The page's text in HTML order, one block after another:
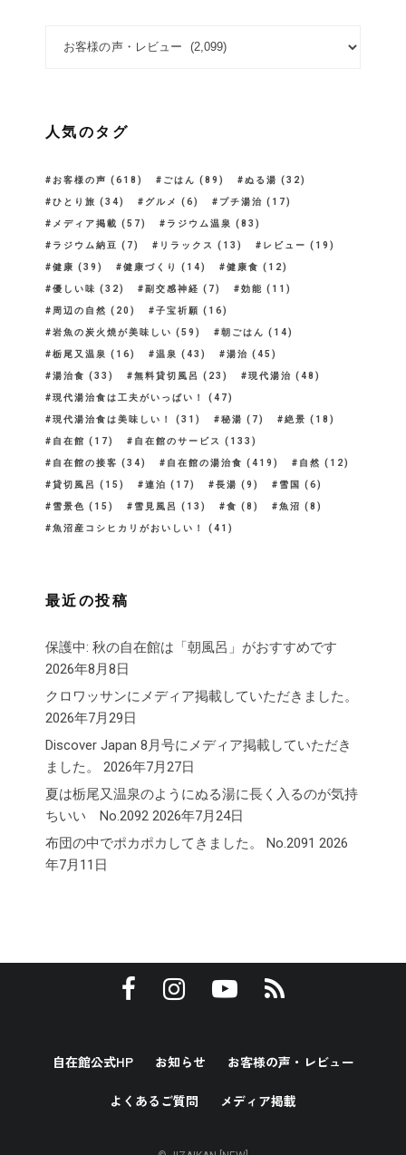
人気のタグ
お客様の声 (618) ごはん (89) ぬる湯 (32)
ひとり旅 (34) グルメ (6) プチ湯治 (17)
メディア掲載 (57) ラジウム温泉 (83)
ラジウム納豆 (7) リラックス (13) レビュー (19)
健康 (39) 健康づくり (14) 健康食 (12)
優しい味 (32) 副交感神経 (7) 効能 (11)
周辺の自然 (20) 子宝祈願 (16)
岩魚の炭火焼が美味しい (59) 朝ごはん (14)
栃尾又温泉 (16) 温泉 (43) 湯治 (45)
湯治食 (33) 無料貸切風呂 (23) 現代湯治 (48)
現代湯治食は工夫がいっぱい！ (47)
現代湯治食は美味しい！ (31) 秘湯 (7) 絶景 (18)
自在館 (17) 自在館のサービス (133)
自在館の接客 (34) 自在館の湯治食 (419) 自然 (12)
貸切風呂 (15) 連泊 (17) 長湯 (9) 雪国 (6)
雪景色 (15) 雪見風呂 (13) 食 (8) 魚沼 (8)
魚沼産コシヒカリがおいしい！ (41)
最近の投稿
保護中: 秋の自在館は「朝風呂」がおすすめです
2026年8月8日
クロワッサンにメディア掲載していただきました。
2026年7月29日
Discover Japan 8月号にメディア掲載していただき
ました。
2026年7月27日
夏は栃尾又温泉のようにぬる湯に長く入るのが気持
ちいい No.2092 2026年7月24日
布団の中でポカポカしてきました。 No.2091 2026
年7月11日
自在館公式HP お知らせ お客様の声・レビュー
よくあるご質問 メディア掲載